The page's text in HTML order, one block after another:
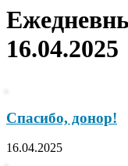
16.04.2025
Спасибо, донор!
16.04.2025